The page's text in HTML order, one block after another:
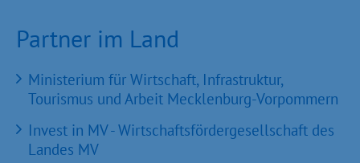
Partner im Land
Ministerium für Wirtschaft, Infrastruktur,
Tourismus und Arbeit Mecklenburg-Vorpommern
Invest in MV - Wirtschaftsfördergesellschaft des
Landes MV